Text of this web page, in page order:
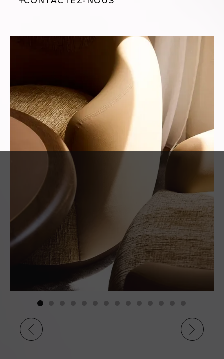
contact@pic-
• Animaux de compagnie
(chiens ou chats)
acceptés à l'Hôtel au
tarif de 45 € par
séjour et par animal
(les gros chiens ne
sont pas acceptés au
Restaurant Pic***)
• Service pet sitter
• Parking extérieur
réservé à la clientèle
de l'hôtel et des
• Garage sécurisé et
fermé pour les clients
de l'hôtel.
• Bornes éléctriques
disponibles sur place
• Service voiturier
disponible